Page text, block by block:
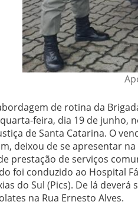
de rotina da
feira, dia 19 de junho,
de Santa Catarina. O
deixou de se apresentar
prestação de serviços
foi conduzido ao Hospital
do Sul (Pics). De lá
na Rua Ernesto Alves.